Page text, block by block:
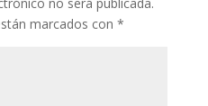
marcados con *